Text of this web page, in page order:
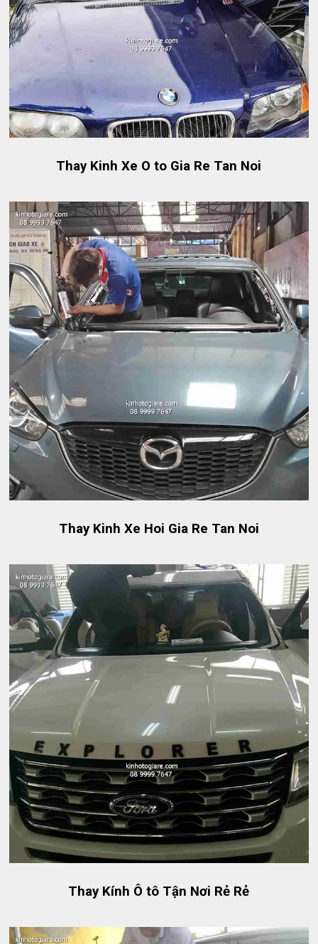
Thay Kinh Xe O to Gia Re Tan Noi
Thay Kinh Xe Hoi Gia Re Tan Noi
Thay Kính Ô tô Tận Nơi Rẻ Rẻ